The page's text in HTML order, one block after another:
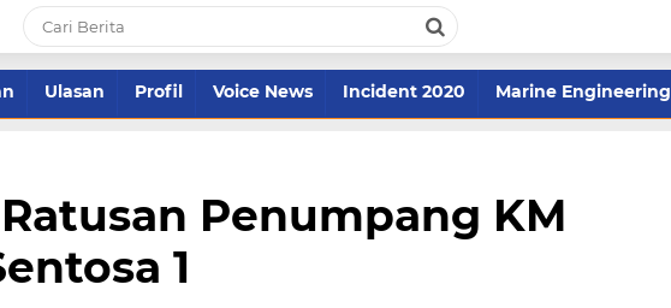
Ulasan Profil Voice News Incident 2020 Marine Engineering
Penumpang KM
1